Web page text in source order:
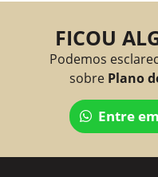
FICOU
Podemos
sobre Plano
Entre